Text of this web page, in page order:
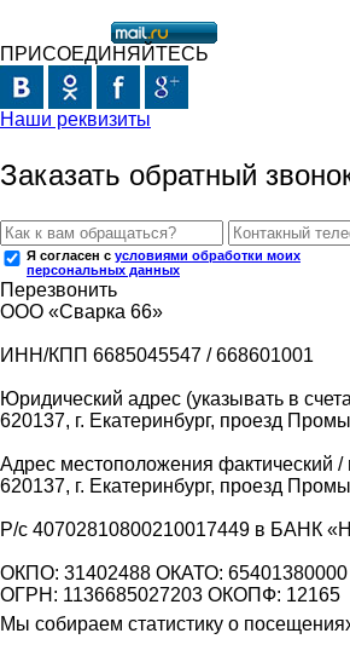
ПРИСОЕДИНЯЙТЕСЬ
Наши реквизиты
Заказать обратный
Я согласен с условиями обработки моих
персональных данных
Перезвонить
ООО «Сварка 66»
ИНН/КПП 6685045547 / 668601001
Юридический адрес (указывать в
620137, г. Екатеринбург, проезд
Адрес местоположения фактический
620137, г. Екатеринбург, проезд
Р/с 40702810800210017449 в БАНК
ОКПО: 31402488 ОКАТО: 65401380000
ОГРН: 1136685027203 ОКОПФ: 12165
Мы собираем статистику о